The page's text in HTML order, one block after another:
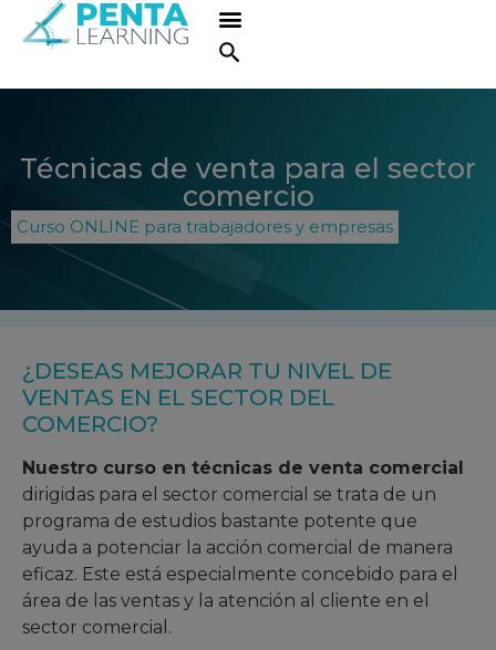
Técnicas de venta para el sector
comercio
Curso ONLINE para trabajadores y empresas
¿DESEAS MEJORAR TU NIVEL DE
VENTAS EN EL SECTOR DEL
COMERCIO?
Nuestro curso en técnicas de venta comercial
dirigidas para el sector comercial se trata de un
programa de estudios bastante potente que
ayuda a potenciar la acción comercial de manera
eficaz. Este está especialmente concebido para el
área de las ventas y la atención al cliente en el
sector comercial.